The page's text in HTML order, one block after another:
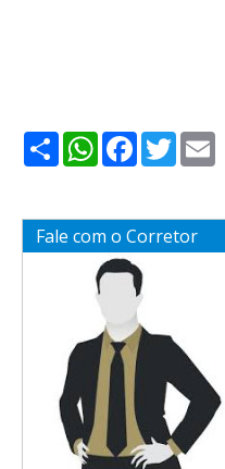
ShareWhatsApp
Facebook
Twitter
Fale com o Corretor